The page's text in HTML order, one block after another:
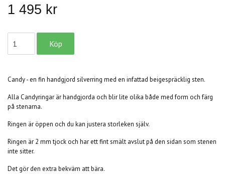
1 495 kr
Candy - en fin handgjord silverring med en infattad beigespräcklig sten.
Alla Candyringar är handgjorda och blir lite olika både med form och färg
på stenarna.
Ringen är öppen och du kan justera storleken själv.
Ringen är 2 mm tjock och har ett fint smält avslut på den sidan som stenen
inte sitter.
Det gör den extra bekväm att bära.